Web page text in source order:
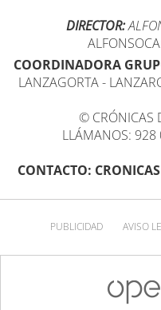
DIRECTOR:
COORDINADORA
LANZAGORTA -
© CRÓNICAS
LLÁMANOS:
CONTACTO:
PUBLICIDAD AVISO